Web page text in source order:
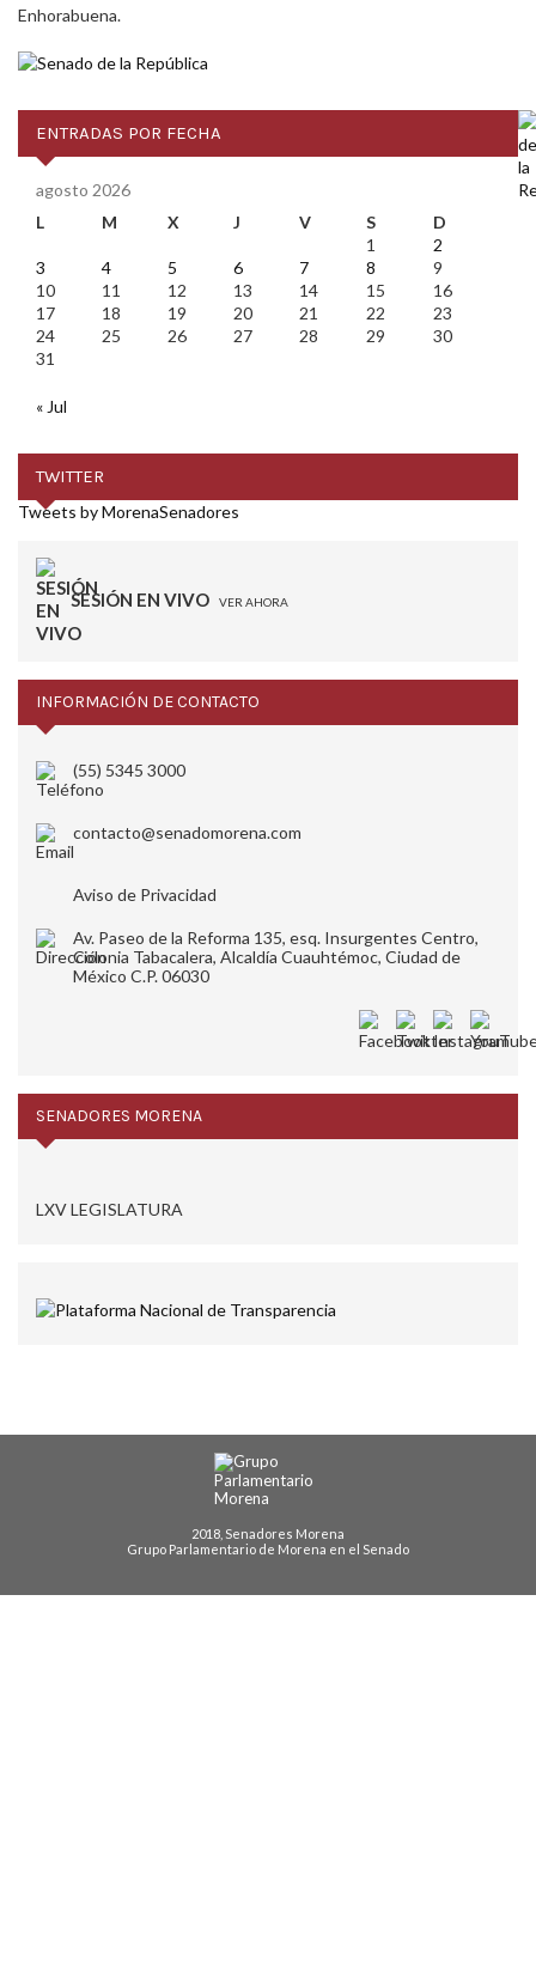
Enhorabuena.
ENTRADAS POR FECHA
agosto 2026
L
M X J V S
D
1
2
3
4 5 6 7 8
9
10
11 12 13 14 15
16
17
18 19 20 21 22
23
24
25 26 27 28 29
30
31
« Jul
TWITTER
Tweets by MorenaSenadores
SESIÓN EN VIVO VER AHORA
INFORMACIÓN DE CONTACTO
(55) 5345 3000
contacto@senadomorena.com
Aviso de Privacidad
Av. Paseo de la Reforma 135, esq. Insurgentes Centro,
Colonia Tabacalera, Alcaldía Cuauhtémoc, Ciudad de
México C.P. 06030
SENADORES MORENA
LXV LEGISLATURA
2018, Senadores Morena
Grupo Parlamentario de Morena en el Senado